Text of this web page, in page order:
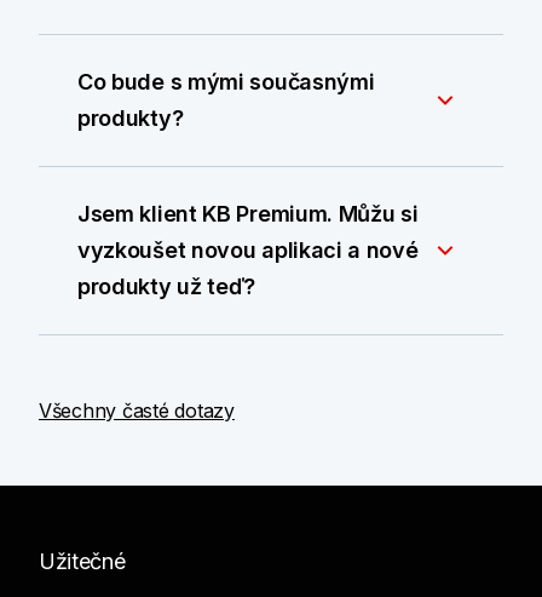
Co bude s mými současnými
produkty?
Jsem klient KB Premium. Můžu si
vyzkoušet novou aplikaci a nové
produkty už teď?
Všechny časté dotazy
Užitečné